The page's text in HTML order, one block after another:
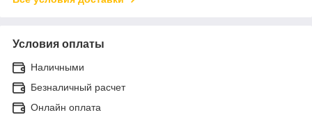
Условия оплаты
Наличными
Безналичный расчет
Онлайн оплата